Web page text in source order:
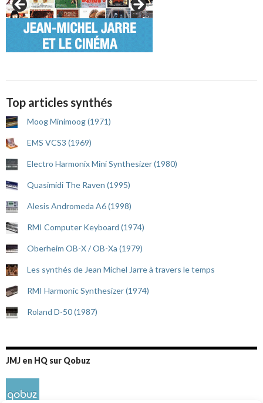
Top articles synthés
Moog Minimoog (1971)
EMS VCS3 (1969)
Electro Harmonix Mini Synthesizer (1980)
Quasimidi The Raven (1995)
Alesis Andromeda A6 (1998)
RMI Computer Keyboard (1974)
Oberheim OB-X / OB-Xa (1979)
Les synthés de Jean Michel Jarre à travers le temps
RMI Harmonic Synthesizer (1974)
Roland D-50 (1987)
JMJ en HQ sur Qobuz